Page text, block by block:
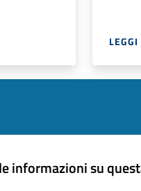
informazioni su